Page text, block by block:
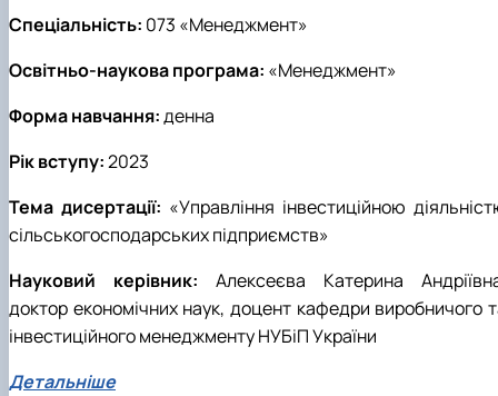
Спеціальність: 073 «Менеджмент»
Освітньо-наукова програма: «Менеджмент»
Форма навчання:денна
Рік вступу:2023
Тема дисертації: «Управління інвестиційною
сільськогосподарських підприємств»
Науковий керівник: Алексеєва Катерина
доктор економічних наук, доцент кафедри виробничого
інвестиційного менеджменту НУБіП України
Детальніше